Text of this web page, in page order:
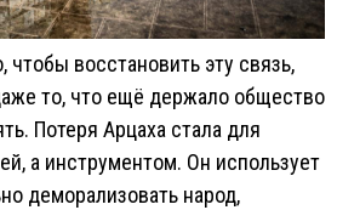
чтобы восстановить эту связь,
то, что ещё держало общество
Потеря Арцаха стала для
а инструментом. Он использует
деморализовать народ,